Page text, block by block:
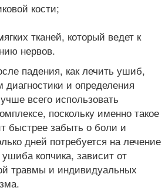
кости;
тканей, который ведет к
нервов.
падения, как лечить ушиб,
и определения
всего использовать
поскольку именно такое
быстрее забыть о боли и
дней потребуется на лечение
копчика, зависит от
травмы и индивидуальных